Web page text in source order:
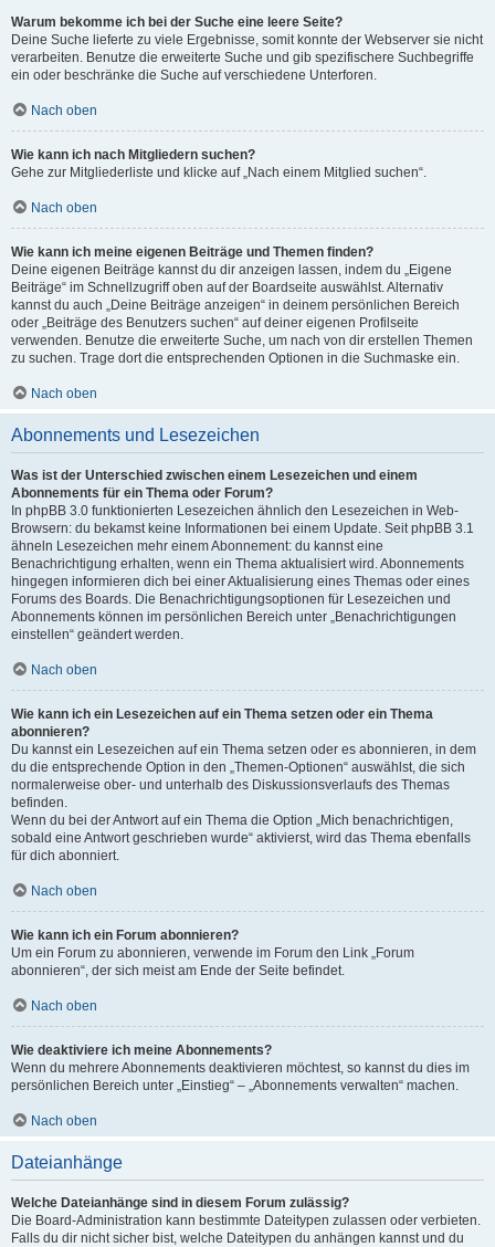
Warum bekomme ich bei der Suche eine leere Seite?
Deine Suche lieferte zu viele Ergebnisse, somit konnte der Webserver sie nicht
verarbeiten. Benutze die erweiterte Suche und gib spezifischere Suchbegriffe
ein oder beschränke die Suche auf verschiedene Unterforen.
Nach oben
Wie kann ich nach Mitgliedern suchen?
Gehe zur Mitgliederliste und klicke auf „Nach einem Mitglied suchen“.
Nach oben
Wie kann ich meine eigenen Beiträge und Themen finden?
Deine eigenen Beiträge kannst du dir anzeigen lassen, indem du „Eigene
Beiträge“ im Schnellzugriff oben auf der Boardseite auswählst. Alternativ
kannst du auch „Deine Beiträge anzeigen“ in deinem persönlichen Bereich
oder „Beiträge des Benutzers suchen“ auf deiner eigenen Profilseite
verwenden. Benutze die erweiterte Suche, um nach von dir erstellen Themen
zu suchen. Trage dort die entsprechenden Optionen in die Suchmaske ein.
Nach oben
Abonnements und Lesezeichen
Was ist der Unterschied zwischen einem Lesezeichen und einem
Abonnements für ein Thema oder Forum?
In phpBB 3.0 funktionierten Lesezeichen ähnlich den Lesezeichen in Web-
Browsern: du bekamst keine Informationen bei einem Update. Seit phpBB 3.1
ähneln Lesezeichen mehr einem Abonnement: du kannst eine
Benachrichtigung erhalten, wenn ein Thema aktualisiert wird. Abonnements
hingegen informieren dich bei einer Aktualisierung eines Themas oder eines
Forums des Boards. Die Benachrichtigungsoptionen für Lesezeichen und
Abonnements können im persönlichen Bereich unter „Benachrichtigungen
einstellen“ geändert werden.
Nach oben
Wie kann ich ein Lesezeichen auf ein Thema setzen oder ein Thema
abonnieren?
Du kannst ein Lesezeichen auf ein Thema setzen oder es abonnieren, in dem
du die entsprechende Option in den „Themen-Optionen“ auswählst, die sich
normalerweise ober- und unterhalb des Diskussionsverlaufs des Themas
befinden.
Wenn du bei der Antwort auf ein Thema die Option „Mich benachrichtigen,
sobald eine Antwort geschrieben wurde“ aktivierst, wird das Thema ebenfalls
für dich abonniert.
Nach oben
Wie kann ich ein Forum abonnieren?
Um ein Forum zu abonnieren, verwende im Forum den Link „Forum
abonnieren“, der sich meist am Ende der Seite befindet.
Nach oben
Wie deaktiviere ich meine Abonnements?
Wenn du mehrere Abonnements deaktivieren möchtest, so kannst du dies im
persönlichen Bereich unter „Einstieg“ – „Abonnements verwalten“ machen.
Nach oben
Dateianhänge
Welche Dateianhänge sind in diesem Forum zulässig?
Die Board-Administration kann bestimmte Dateitypen zulassen oder verbieten.
Falls du dir nicht sicher bist, welche Dateitypen du anhängen kannst und du